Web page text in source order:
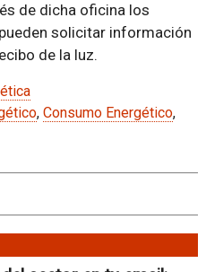
de dicha oficina los
solicitar información
de la luz.
, Consumo Energético,